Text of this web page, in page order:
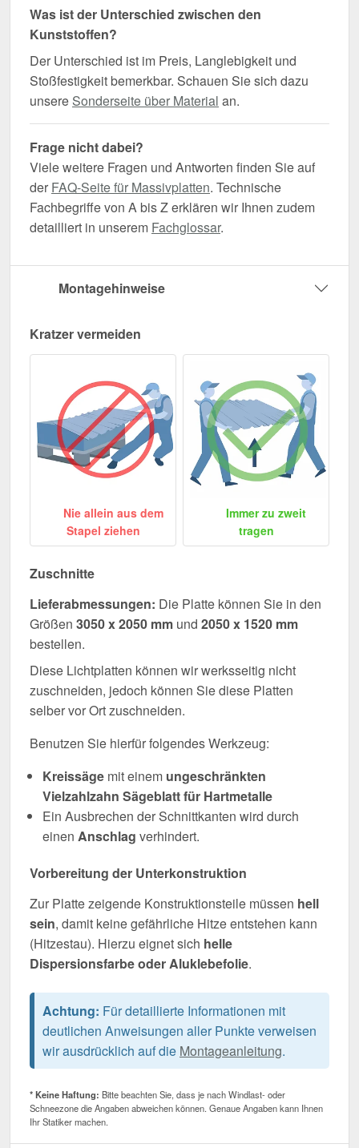
Was ist der Unterschied zwischen den
Kunststoffen?
Der Unterschied ist im Preis, Langlebigkeit und
Stoßfestigkeit bemerkbar. Schauen Sie sich dazu
unsere Sonderseite über Material an.
Frage nicht dabei?
Viele weitere Fragen und Antworten finden Sie auf
der FAQ-Seite für Massivplatten. Technische
Fachbegriffe von A bis Z erklären wir Ihnen zudem
detailliert in unserem Fachglossar.
Montagehinweise
Kratzer vermeiden
Nie allein aus dem
Stapel ziehen
Immer zu zweit
tragen
Zuschnitte
Lieferabmessungen: Die Platte können Sie in den
Größen 3050 x 2050 mm und 2050 x 1520 mm
bestellen.
Diese Lichtplatten können wir werksseitig nicht
zuschneiden, jedoch können Sie diese Platten
selber vor Ort zuschneiden.
Benutzen Sie hierfür folgendes Werkzeug:
Kreissäge mit einem ungeschränkten
Vielzahlzahn Sägeblatt für Hartmetalle
Ein Ausbrechen der Schnittkanten wird durch
einen Anschlag verhindert.
Vorbereitung der Unterkonstruktion
Zur Platte zeigende Konstruktionsteile müssen hell
sein, damit keine gefährliche Hitze entstehen kann
(Hitzestau). Hierzu eignet sich helle
Dispersionsfarbe oder Aluklebefolie.
Achtung: Für detaillierte Informationen mit
deutlichen Anweisungen aller Punkte verweisen
wir ausdrücklich auf die Montageanleitung.
* Keine Haftung: Bitte beachten Sie, dass je nach Windlast- oder
Schneezone die Angaben abweichen können. Genaue Angaben kann Ihnen
Ihr Statiker machen.